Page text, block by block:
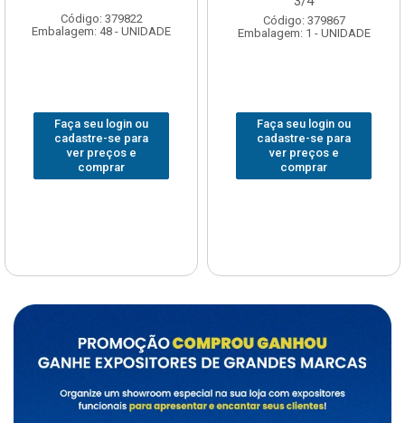
Código: 379822
Embalagem: 48 - UNIDADE
Faça seu login ou
cadastre-se para
ver preços e
comprar
Código: 379867
Embalagem: 1 - UNIDADE
Faça seu login ou
cadastre-se para
ver preços e
comprar